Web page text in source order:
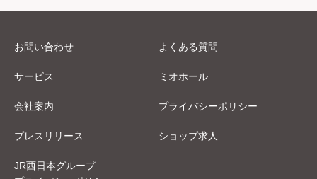
お問い合わせ よくある質問
サービス ミオホール
会社案内 プライバシーポリシー
プレスリリース ショップ求人
JR西日本グループ